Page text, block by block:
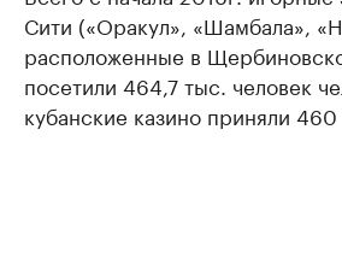
Сити («Оракул», «Шамбала»,
расположенные в
посетили 464,7 тыс. человек
кубанские казино приняли